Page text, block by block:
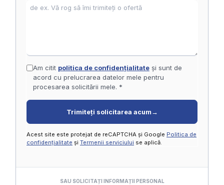
Am citit politica de confidențialitateși sunt de
acord cu prelucrarea datelor mele pentru
procesarea solicitării mele. *
Trimiteți solicitarea acum →
Acest site este protejat de reCAPTCHA și Google Politica de
confidențialitate și Termenii serviciului se aplică.
SAU SOLICITAȚI INFORMAȚII PERSONAL